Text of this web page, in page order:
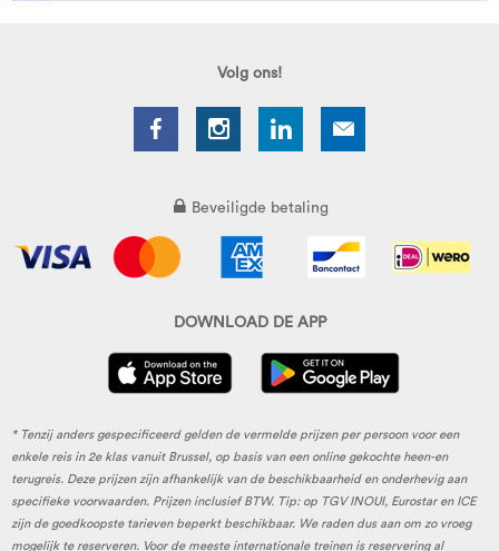
Volg ons!
Beveiligde betaling
DOWNLOAD DE APP
* Tenzij anders gespecificeerd gelden de vermelde prijzen per persoon voor een
enkele reis in 2e klas vanuit Brussel, op basis van een online gekochte heen-en
terugreis. Deze prijzen zijn afhankelijk van de beschikbaarheid en onderhevig aan
specifieke voorwaarden. Prijzen inclusief BTW. Tip: op TGV INOUI, Eurostar en ICE
zijn de goedkoopste tarieven beperkt beschikbaar. We raden dus aan om zo vroeg
mogelijk te reserveren. Voor de meeste internationale treinen is reservering al